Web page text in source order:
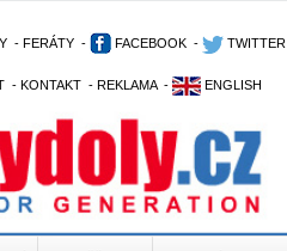
- FERÁTY - FACEBOOK - TWITTER
- KONTAKT - REKLAMA - ENGLISH